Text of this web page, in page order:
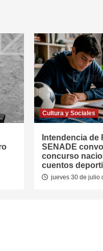
Cultura y Sociales
Intendencia de
SENADE
concurso
cuentos
jueves 30 de julio